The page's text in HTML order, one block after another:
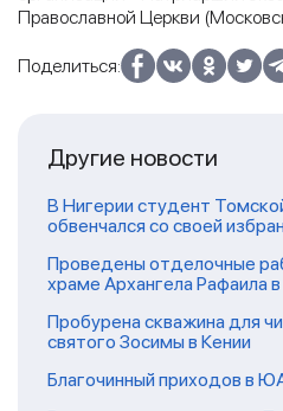
Православной Церкви
Поделиться:
Другие новости
В Нигерии студент
обвенчался со своей
Проведены отделочные
храме Архангела Рафаила
Пробурена скважина для
святого Зосимы в Кении
Благочинный приходов в